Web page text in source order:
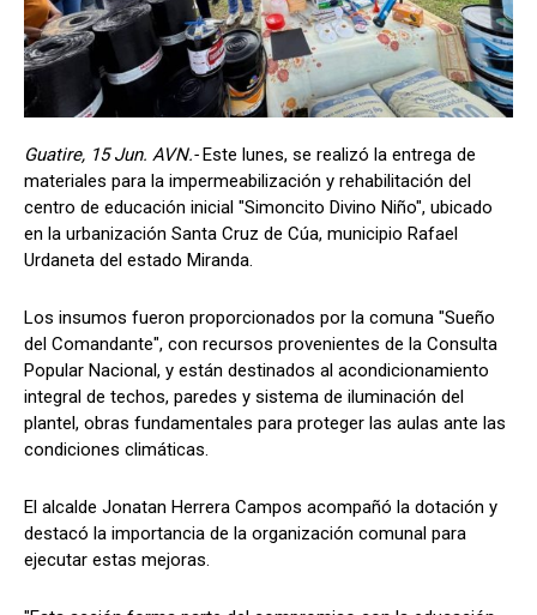
Guatire, 15 Jun. AVN.-Este lunes, se realizó la entrega de
materiales para la impermeabilización y rehabilitación del
centro de educación inicial "Simoncito Divino Niño", ubicado
en la urbanización Santa Cruz de Cúa, municipio Rafael
Urdaneta del estado Miranda.
Los insumos fueron proporcionados por la comuna "Sueño
del Comandante", con recursos provenientes de la Consulta
Popular Nacional, y están destinados al acondicionamiento
integral de techos, paredes y sistema de iluminación del
plantel, obras fundamentales para proteger las aulas ante las
condiciones climáticas.
El alcalde Jonatan Herrera Campos acompañó la dotación y
destacó la importancia de la organización comunal para
ejecutar estas mejoras.